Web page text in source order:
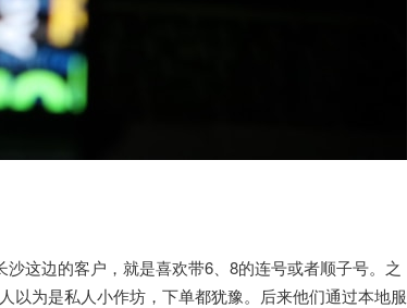
沙这边的客户，就是喜欢带6、8的连号或者顺子号。之
以为是私人小作坊，下单都犹豫。后来他们通过本地服